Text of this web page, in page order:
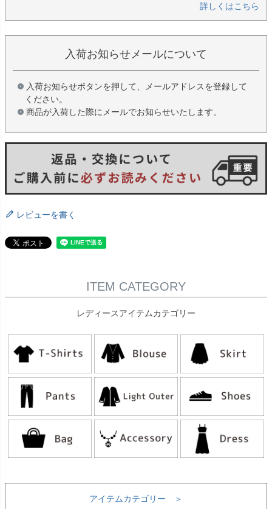
詳しくはこちら
入荷お知らせメールについて
入荷お知らせボタンを押して、メールアドレスを登録して
ください。
商品が入荷した際にメールでお知らせいたします。
レビューを書く
ITEM CATEGORY
レディースアイテムカテゴリー
アイテムカテゴリー ＞